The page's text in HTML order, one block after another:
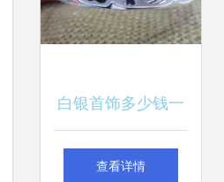
白银首饰多少钱一
克？最新价格与选
查看详情